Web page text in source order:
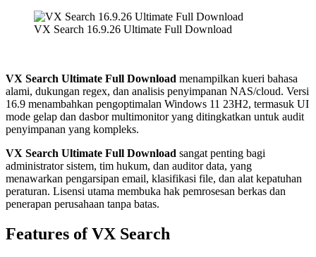
VX Search 16.9.26 Ultimate Full Download
VX Search Ultimate Full Download menampilkan kueri bahasa
alami, dukungan regex, dan analisis penyimpanan NAS/cloud. Versi
16.9 menambahkan pengoptimalan Windows 11 23H2, termasuk UI
mode gelap dan dasbor multimonitor yang ditingkatkan untuk audit
penyimpanan yang kompleks.
VX Search Ultimate Full Download sangat penting bagi
administrator sistem, tim hukum, dan auditor data, yang
menawarkan pengarsipan email, klasifikasi file, dan alat kepatuhan
peraturan. Lisensi utama membuka hak pemrosesan berkas dan
penerapan perusahaan tanpa batas.
Features of VX Search